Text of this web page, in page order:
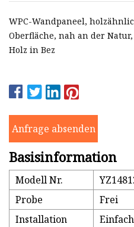
WPC-Wandpaneel,
Oberfläche, nah an der
Holz in Bez
Anfrage absenden
Basisinformation
Modell Nr.
Probe
Frei
Installation
Einfach